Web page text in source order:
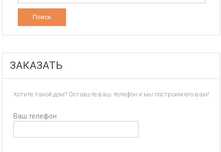
ЗАКАЗАТЬ
Хотите такой дом? Оставьте ваш телефон и мы построим его вам!
Ваш телефон